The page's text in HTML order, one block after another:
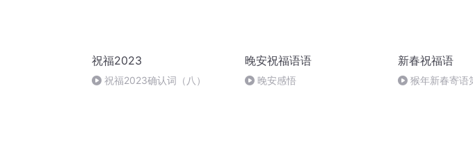
祝福2023
祝福2023确认词（八）
晚安祝福语语
晚安感悟
新春祝福语
猴年新春寄语